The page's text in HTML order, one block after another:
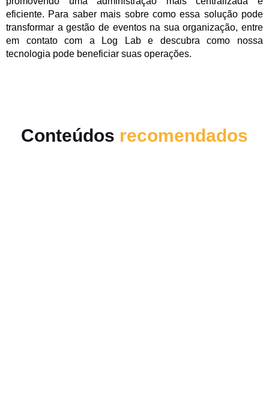
eficiente. Para saber mais sobre como essa solução pode
transformar a gestão de eventos na sua organização, entre
em contato com a Log Lab e descubra como nossa
tecnologia pode beneficiar suas operações.
Conteúdos recomendados